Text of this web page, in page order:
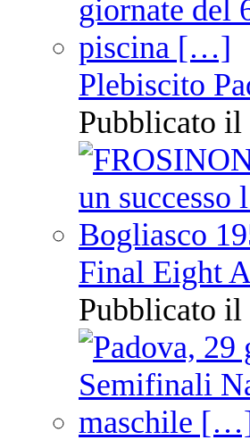
Plebiscito
Pubblicato
Final Eight
Pubblicato